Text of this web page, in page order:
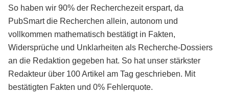
So haben wir 90% der Recherchezeit erspart, da
PubSmart die Recherchen allein, autonom und
vollkommen mathematisch bestätigt in Fakten,
Widersprüche und Unklarheiten als Recherche-Dossiers
an die Redaktion gegeben hat. So hat unser stärkster
Redakteur über 100 Artikel am Tag geschrieben. Mit
bestätigten Fakten und 0% Fehlerquote.